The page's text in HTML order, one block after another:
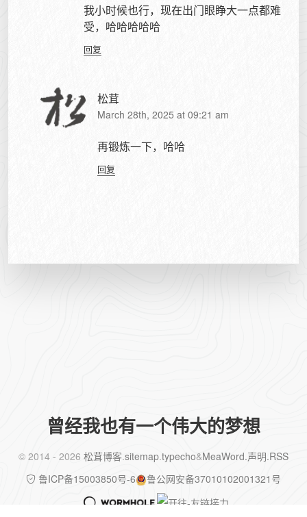
我小时候也行，现在出门眼睁大一点都难
受，哈哈哈哈哈
回复
松茸
March 28th, 2025 at 09:21 am
再锻炼一下，哈哈
回复
曾经我也有一个伟大的梦想
©️ 2014 - 2026 松茸博客.sitemap.typecho&MeaWord.声明.RSS
鲁ICP备15003850号-6
鲁公网安备37010102001321号